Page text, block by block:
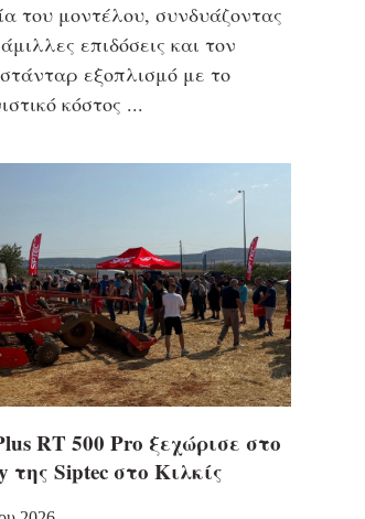
του μοντέλου, συνδυάζοντας
επιδόσεις και τον
εξοπλισμό με το
κόστος
RT 500 Pro ξεχώρισε στο
της Siptec στο Κιλκίς